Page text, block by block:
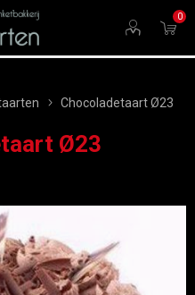
0
Chocoladetaart Ø23
Ø23